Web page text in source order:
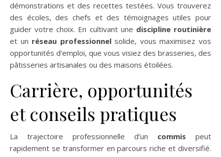
démonstrations et des recettes testées. Vous trouverez
des écoles, des chefs et des témoignages utiles pour
guider votre choix. En cultivant une discipline routinière
et un réseau professionnelsolide, vous maximisez vos
opportunités d’emploi, que vous visiez des brasseries, des
pâtisseries artisanales ou des maisons étoilées.
Carrière, opportunités
et conseils pratiques
La trajectoire professionnelle d’un commis peut
rapidement se transformer en parcours riche et diversifié.